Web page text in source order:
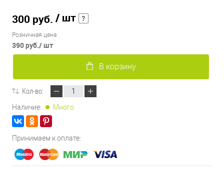
300 руб. / шт
Розничная цена
390 руб./ шт
В корзину
Кол-во:
Наличие: Много
Принимаем к оплате: